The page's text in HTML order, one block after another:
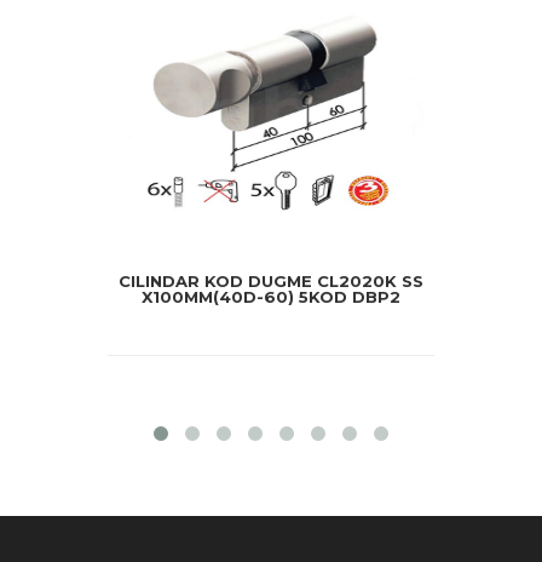
CILINDAR KOD DUGME CL2020K SS
X100MM(40D-60) 5KOD DBP2